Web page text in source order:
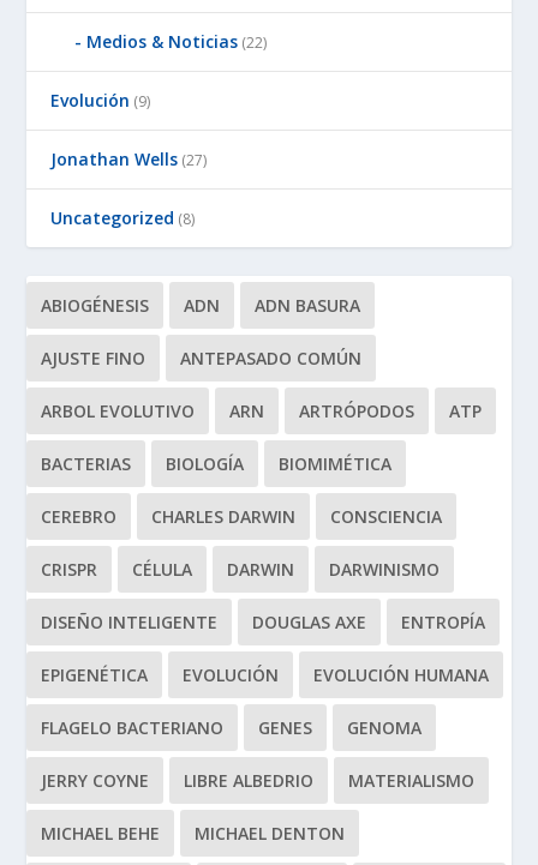
Medios & Noticias (22)
Evolución (9)
Jonathan Wells (27)
Uncategorized (8)
ABIOGÉNESIS ADN ADN BASURA
AJUSTE FINO ANTEPASADO COMÚN
ARBOL EVOLUTIVO ARN ARTRÓPODOS ATP
BACTERIAS BIOLOGÍA BIOMIMÉTICA
CEREBRO CHARLES DARWIN CONSCIENCIA
CRISPR CÉLULA DARWIN DARWINISMO
DISEÑO INTELIGENTE DOUGLAS AXE ENTROPÍA
EPIGENÉTICA EVOLUCIÓN EVOLUCIÓN HUMANA
FLAGELO BACTERIANO GENES GENOMA
JERRY COYNE LIBRE ALBEDRIO MATERIALISMO
MICHAEL BEHE MICHAEL DENTON